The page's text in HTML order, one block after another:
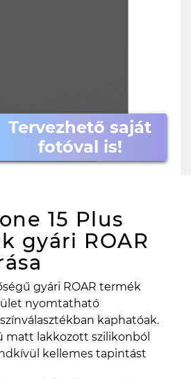
Tervezhető saját
fotóval is!
15 Plus
gyári ROAR
gyári ROAR termék
nyomtatható
kaphatóak.
matt lakkozott szilikonból
kellemes tapintást